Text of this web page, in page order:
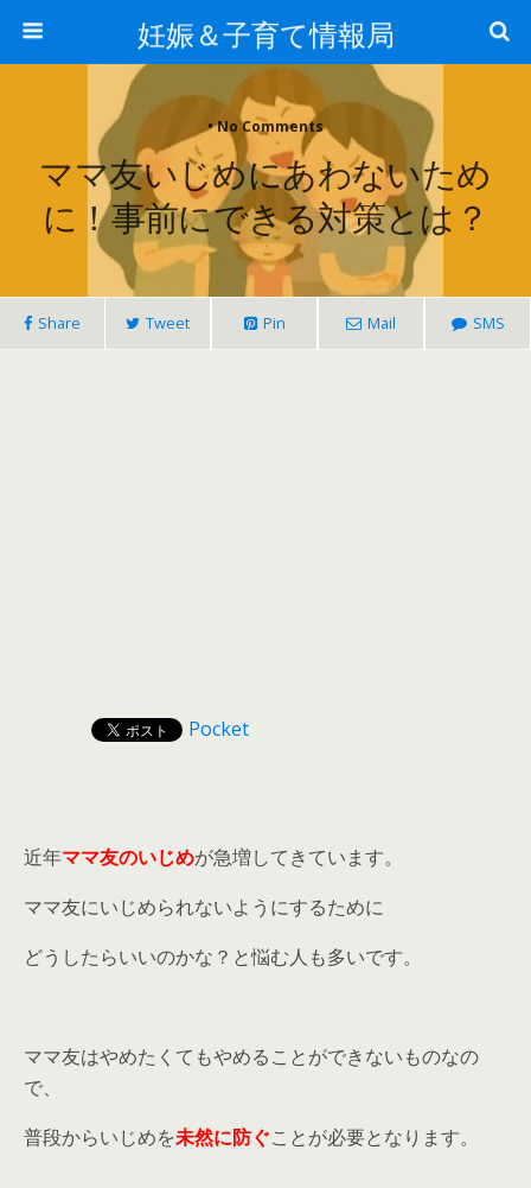
妊娠＆子育て情報局
• No Comments
ママ友いじめにあわないため
に！事前にできる対策とは？
Share Tweet Pin Mail SMS
Pocket
近年ママ友のいじめが急増してきています。
ママ友にいじめられないようにするために
どうしたらいいのかな？と悩む人も多いです。
ママ友はやめたくてもやめることができないものなの
で、
普段からいじめを未然に防ぐことが必要となります。